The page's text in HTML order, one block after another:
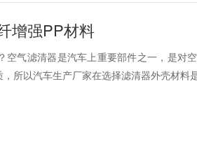
增强PP材料
空气滤清器是汽车上重要部件之一，是对
所以汽车生产厂家在选择滤清器外壳材料